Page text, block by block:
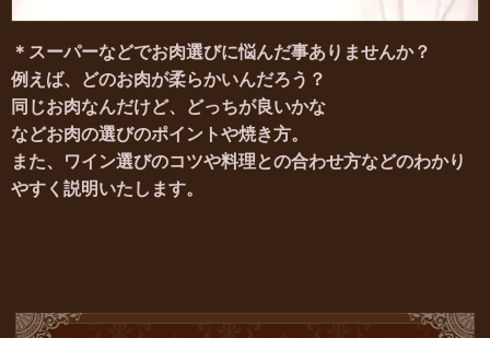
＊スーパーなどでお肉選びに悩んだ事ありませんか？
例えば、どのお肉が柔らかいんだろう？
同じお肉なんだけど、どっちが良いかな
などお肉の選びのポイントや焼き方。
また、ワイン選びのコツや料理との合わせ方などのわかり
やすく説明いたします。